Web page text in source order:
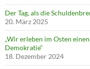
Der Tag, als die
20. März 2025
„Wir erleben im Osten
Demokratie“
18. Dezember 2024